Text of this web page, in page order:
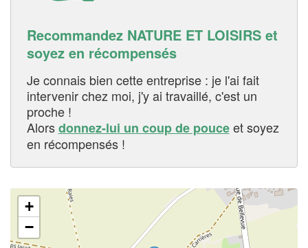
Recommandez NATURE ET LOISIRS et
soyez en récompensés
Je connais bien cette entreprise : je l'ai fait
intervenir chez moi, j'y ai travaillé, c'est un
proche !
Alorsdonnez-lui un coup de pouceet soyez
en récompensés !
+
−